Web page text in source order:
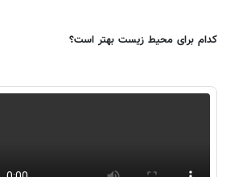
کدام برای محیط زیست بهتر است؟